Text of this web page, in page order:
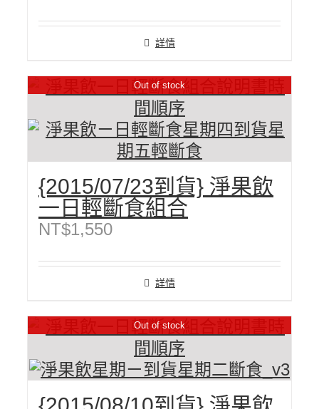
詳情
Out of stock
{2015/07/23到貨} 淨果飲
一日輕斷食組合
NT$1,550
詳情
Out of stock